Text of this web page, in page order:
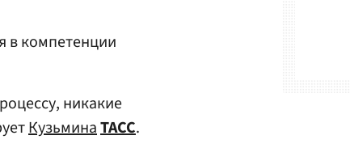
в компетенции
никакие
КузьминаТАСС.